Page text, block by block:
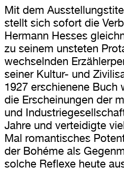
Mit dem
stellt sich sofort die
Hermann Hesses
zu seinem unsteten
wechselnden
seiner Kultur- und
1927 erschienene Buch
die Erscheinungen der
und
Jahre und verteidigte
Mal romantisches
der Bohéme als
solche Reflexe heute